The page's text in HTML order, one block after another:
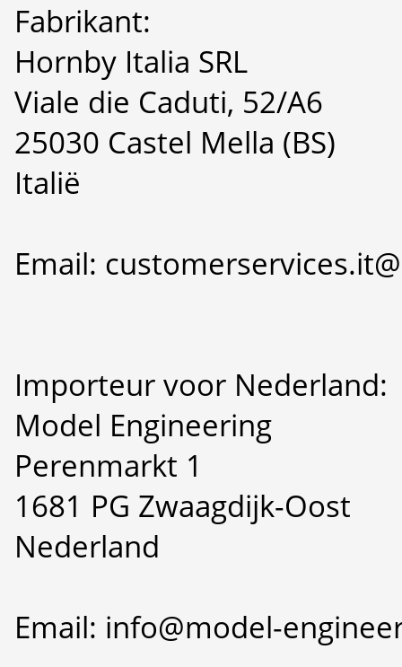
Fabrikant:
Hornby Italia SRL
Viale die Caduti, 52/A6
25030 Castel Mella (BS)
Italië
Email:
Importeur voor Nederland:
Model Engineering
Perenmarkt 1
1681 PG Zwaagdijk-Oost
Nederland
Email: info@model-